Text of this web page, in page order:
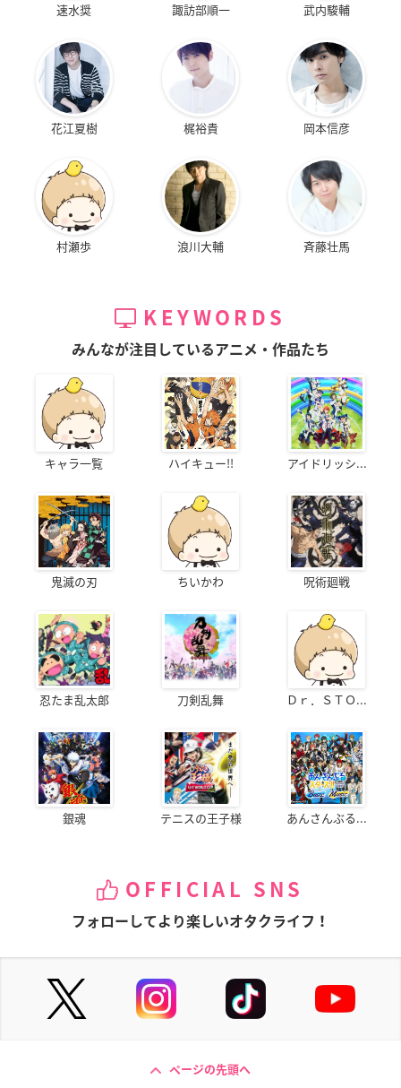
速水奨 諏訪部順一 武内駿輔
花江夏樹 梶裕貴 岡本信彦
村瀬歩 浪川大輔 斉藤壮馬
KEYWORDS
みんなが注目しているアニメ・作品たち
キャラ一覧 ハイキュー!! アイドリッシ...
鬼滅の刃 ちいかわ 呪術廻戦
忍たま乱太郎 刀剣乱舞 Ｄｒ．ＳＴＯ...
銀魂 テニスの王子様 あんさんぶる...
OFFICIAL SNS
フォローしてより楽しいオタクライフ！
ページの先頭へ